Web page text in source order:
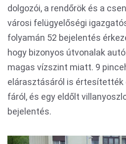
dolgozói, a rendőrök és a
városi felügyelőségi
folyamán 52 bejelentés
hogy bizonyos útvonalak
magas vízszint miatt. 9
elárasztásáról is értesítették
fáról, és egy eldőlt
bejelentés.